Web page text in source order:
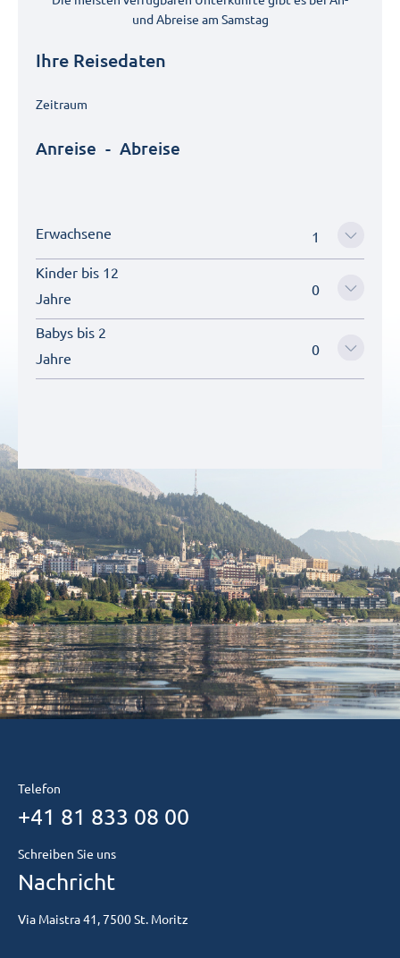
und Abreise am Samstag
Ihre Reisedaten
Zeitraum
Anreise - Abreise
Erwachsene
Kinder bis 12
Jahre
Babys bis 2
Jahre
Telefon
+41 81 833 08 00
Schreiben Sie uns
Nachricht
Via Maistra 41, 7500 St. Moritz